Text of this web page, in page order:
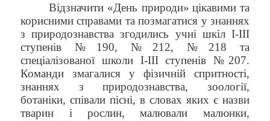
Відзначити «День природи» цікавими та
корисними справами та позмагатися у знаннях
з природознавства згодились учні шкіл І-ІІІ
ступенів №190, №212, №218 та
спеціалізованої школи І-ІІІ ступенів №207.
Команди змагалися у фізичній спритності,
знаннях з природознавства, зоології,
ботаніки, співали пісні, в словах яких є назви
тварин і рослин, малювали малюнки,